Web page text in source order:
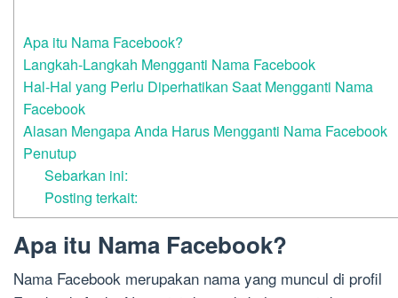
Apa itu Nama Facebook?
Langkah-Langkah Mengganti Nama Facebook
Hal-Hal yang Perlu Diperhatikan Saat Mengganti Nama
Facebook
Alasan Mengapa Anda Harus Mengganti Nama Facebook
Penutup
Sebarkan ini:
Posting terkait:
Apa itu Nama Facebook?
Nama Facebook merupakan nama yang muncul di profil